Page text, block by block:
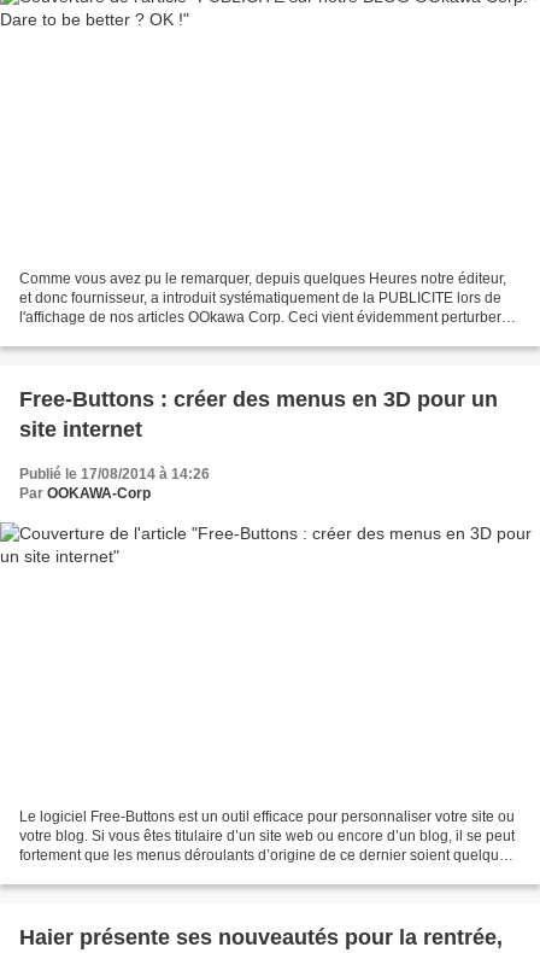
Comme vous avez pu le remarquer, depuis quelques Heures notre éditeur,
et donc fournisseur, a introduit systématiquement de la PUBLICITE lors de
l'affichage de nos articles OOkawa Corp. Ceci vient évidemment perturber
Free-Buttons : créer des menus en 3D pour un
site internet
Publié le 17/08/2014 à 14:26
Par OOKAWA-Corp
Le logiciel Free-Buttons est un outil efficace pour personnaliser votre site ou
votre blog. Si vous êtes titulaire d’un site web ou encore d’un blog, il se peut
fortement que les menus déroulants d’origine de ce dernier soient quelque
Haier présente ses nouveautés pour la rentrée,